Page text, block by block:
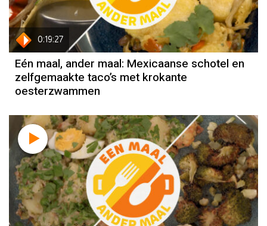
0:19:27
Eén maal, ander maal: Mexicaanse schotel en
zelfgemaakte taco’s met krokante
oesterzwammen